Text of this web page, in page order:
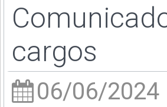
cargos
06/06/2024